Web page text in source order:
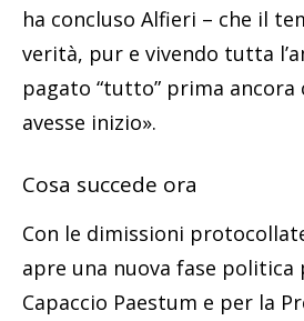
ha concluso Alfieri – che il
verità, pur e vivendo tutta
pagato “tutto” prima ancora
avesse inizio».
Cosa succede ora
Con le dimissioni
apre una nuova fase politica
Capaccio Paestum e per la